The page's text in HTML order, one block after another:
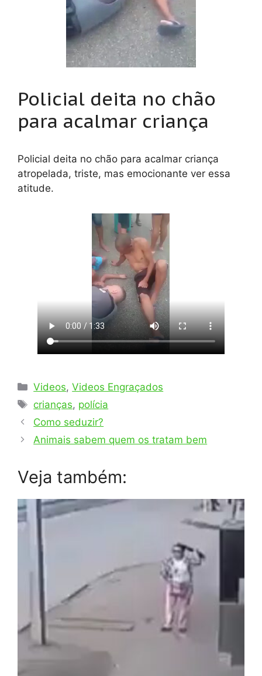
Policial deita no chão
para acalmar criança
Policial deita no chão para acalmar criança
atropelada, triste, mas emocionante ver essa
atitude.
Categorias
Videos,Videos Engraçados
Tags
crianças, polícia
Como seduzir?
Animais sabem quem os tratam bem
Veja também: